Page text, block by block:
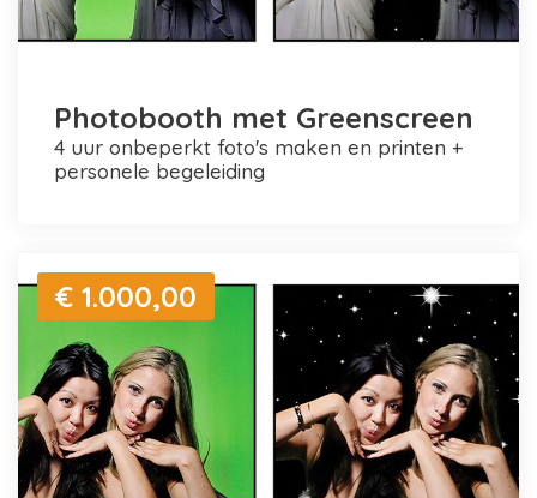
Photobooth met Greenscreen
4 uur onbeperkt foto's maken en printen +
personele begeleiding
€ 1.000,00